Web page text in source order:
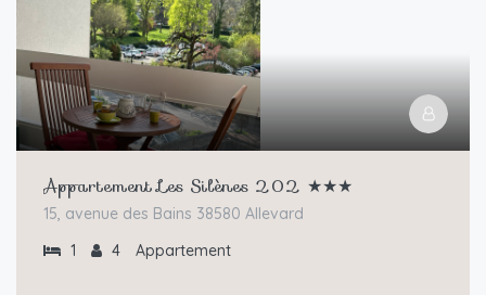
Appartement Les Silènes 202 ★★★
15, avenue des Bains 38580 Allevard
1
4 Appartement